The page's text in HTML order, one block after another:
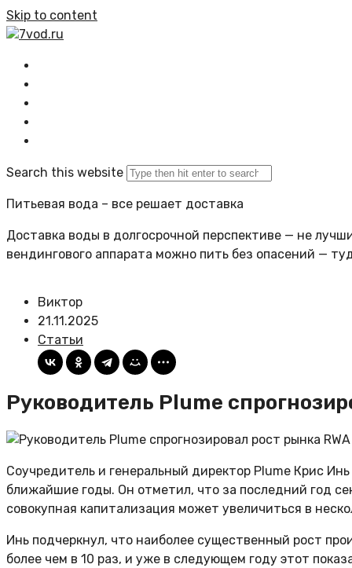
Skip to content
7vod.ru
Search this website
Питьевая вода – все решает доставка
Доставка воды в долгосрочной перспективе — не
вендингового аппарата можно пить без опасений —
Виктор
21.11.2025
Статьи
Руководитель Plume
Соучредитель и генеральный директор Plume Крис
ближайшие годы. Он отметил, что за последний год
совокупная капитализация может увеличиться в
Инь подчеркнул, что наиболее существенный рост
более чем в 10 раз, и уже в следующем году этот